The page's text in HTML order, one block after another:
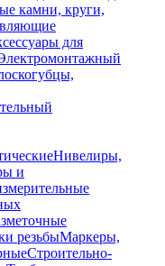
камни, круги,
для
Нивелиры,
и
резьбыМаркеры,
Строительно-